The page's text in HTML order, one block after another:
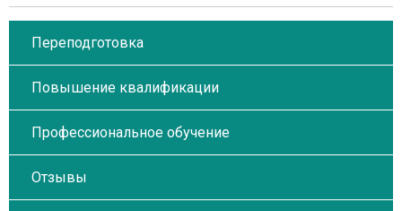
Переподготовка
Повышение квалификации
Профессиональное обучение
Отзывы